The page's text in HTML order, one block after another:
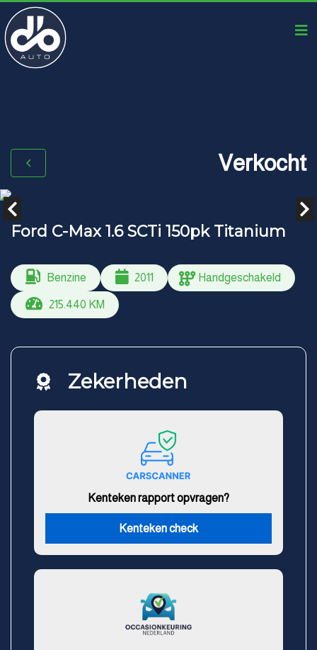
Verkocht
Ford C-Max 1.6 SCTi 150pk Titanium
Benzine 2011 Handgeschakeld
215.440 KM
Zekerheden
Kenteken rapport opvragen?
Kenteken check